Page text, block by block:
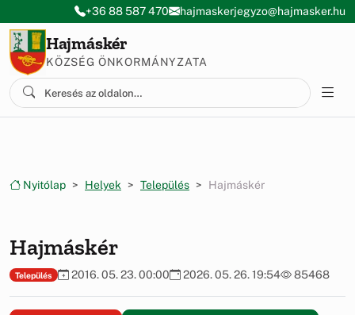
Ugrás a menüre
Ugrás a tartalomra
+36 88 587 470 hajmaskerjegyzo@hajmasker.hu
Hajmáskér
KÖZSÉG ÖNKORMÁNYZATA
Nyitólap Helyek Település Hajmáskér
Hajmáskér
Település 2016. 05. 23. 00:00 2026. 05. 26. 19:54 85468